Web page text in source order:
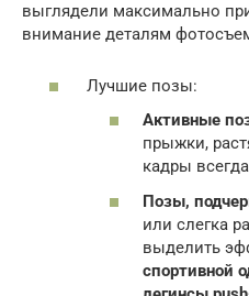
выглядели максимально
внимание деталям
Лучшие позы:
Активные
прыжки,
кадры
Позы,
или слегка
выделить
спортивной